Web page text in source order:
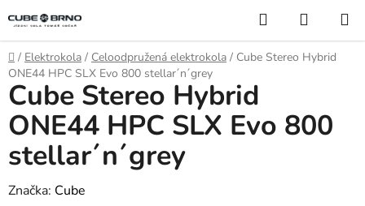
na
obsah
Hledat
KOŠÍK
Domů
/ Elektrokola / Celoodpružená elektrokola / Cube Stereo Hybrid
ONE44 HPC SLX Evo 800 stellar´n´grey
Cube Stereo Hybrid
ONE44 HPC SLX Evo 800
stellar´n´grey
Značka: Cube